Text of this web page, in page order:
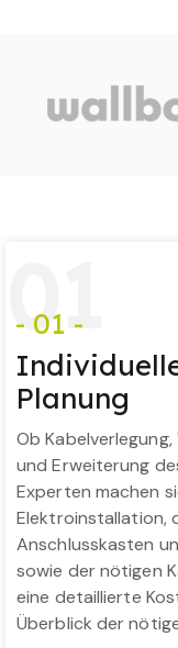
01
- 01 -
Planung
Ob
und Erweiterung
Experten machen
Elektroinstallation,
Anschlusskasten
sowie der nötigen
eine detaillierte
Überblick der